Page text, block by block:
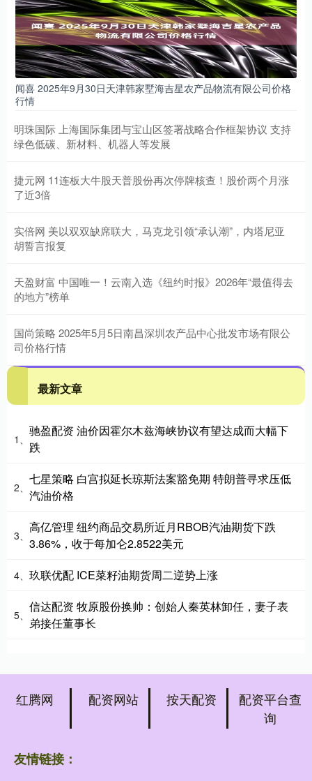
闻喜 2025年9月30日天津韩家墅海吉星农产品物流有限公司价格
行情
明珠国际 上海国际集团与宝山区签署战略合作框架协议 支持
绿色低碳、新材料、机器人等发展
捷元网 11连板大牛股天普股份再次停牌核查！股价两个月涨
了近3倍
实倍网 美以双双缺席联大，马克龙引领“承认潮”，内塔尼亚
胡誓言报复
天盈财富 中国唯一！云南入选《纽约时报》2026年“最值得去
的地方”榜单
国尚策略 2025年5月5日南昌深圳农产品中心批发市场有限公
司价格行情
最新文章
1、
驰盈配资 油价因霍尔木兹海峡协议有望达成而大幅下
跌
2、
七星策略 白宫拟延长琼斯法案豁免期 特朗普寻求压低
汽油价格
3、
高亿管理 纽约商品交易所近月RBOB汽油期货下跌
3.86%，收于每加仑2.8522美元
4、 玖联优配 ICE菜籽油期货周二逆势上涨
5、
信达配资 牧原股份换帅：创始人秦英林卸任，妻子表
弟接任董事长
红腾网 配资网站 按天配资
配资平台查
询
友情链接：